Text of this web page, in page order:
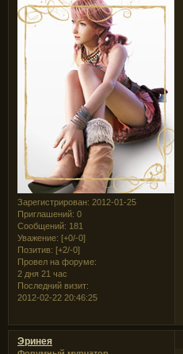
Зарегистрирован: 2012-01-25
Приглашений: 0
Сообщений: 181
Уважение: [+0/-0]
Позитив: [+2/-0]
Провел на форуме:
2 дня 21 час
Последний визит:
2012-02-22 20:46:25
Эринея